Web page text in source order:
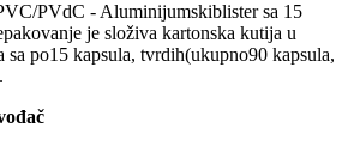
PVdC - Aluminijumskiblister sa 15
je složiva kartonska kutija u
sa po15 kapsula, tvrdih(ukupno90 kapsula,